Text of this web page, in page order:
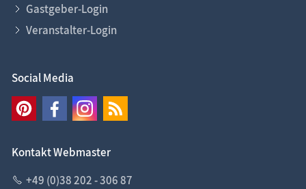
Gastgeber-Login
Veranstalter-Login
Social Media
Kontakt Webmaster
+49 (0)38 202 - 306 87